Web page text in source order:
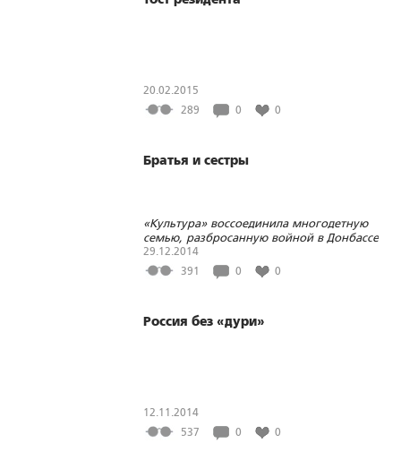
20.02.2015
289
0 0
Братья и сестры
«Культура» воссоединила многодетную
семью, разбросанную войной в Донбассе
29.12.2014
391
0 0
Россия без «дури»
12.11.2014
537
0 0